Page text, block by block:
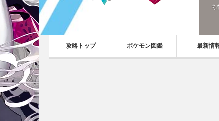
ち
攻略トップ ポケモン図鑑 最新情